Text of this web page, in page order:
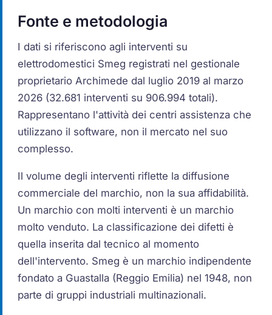
Fonte e metodologia
I dati si riferiscono agli interventi su
elettrodomestici Smeg registrati nel gestionale
proprietario Archimede dal luglio 2019 al marzo
2026 (32.681 interventi su 906.994 totali).
Rappresentano l'attività dei centri assistenza che
utilizzano il software, non il mercato nel suo
complesso.
Il volume degli interventi riflette la diffusione
commerciale del marchio, non la sua affidabilità.
Un marchio con molti interventi è un marchio
molto venduto. La classificazione dei difetti è
quella inserita dal tecnico al momento
dell'intervento. Smeg è un marchio indipendente
fondato a Guastalla (Reggio Emilia) nel 1948, non
parte di gruppi industriali multinazionali.